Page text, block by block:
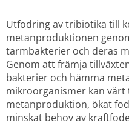
Utfodring av tribiotika till
metanproduktionen
tarmbakterier och deras
Genom att främja
bakterier och hämma
mikroorganismer kan
metanproduktion, ökat
minskat behov av